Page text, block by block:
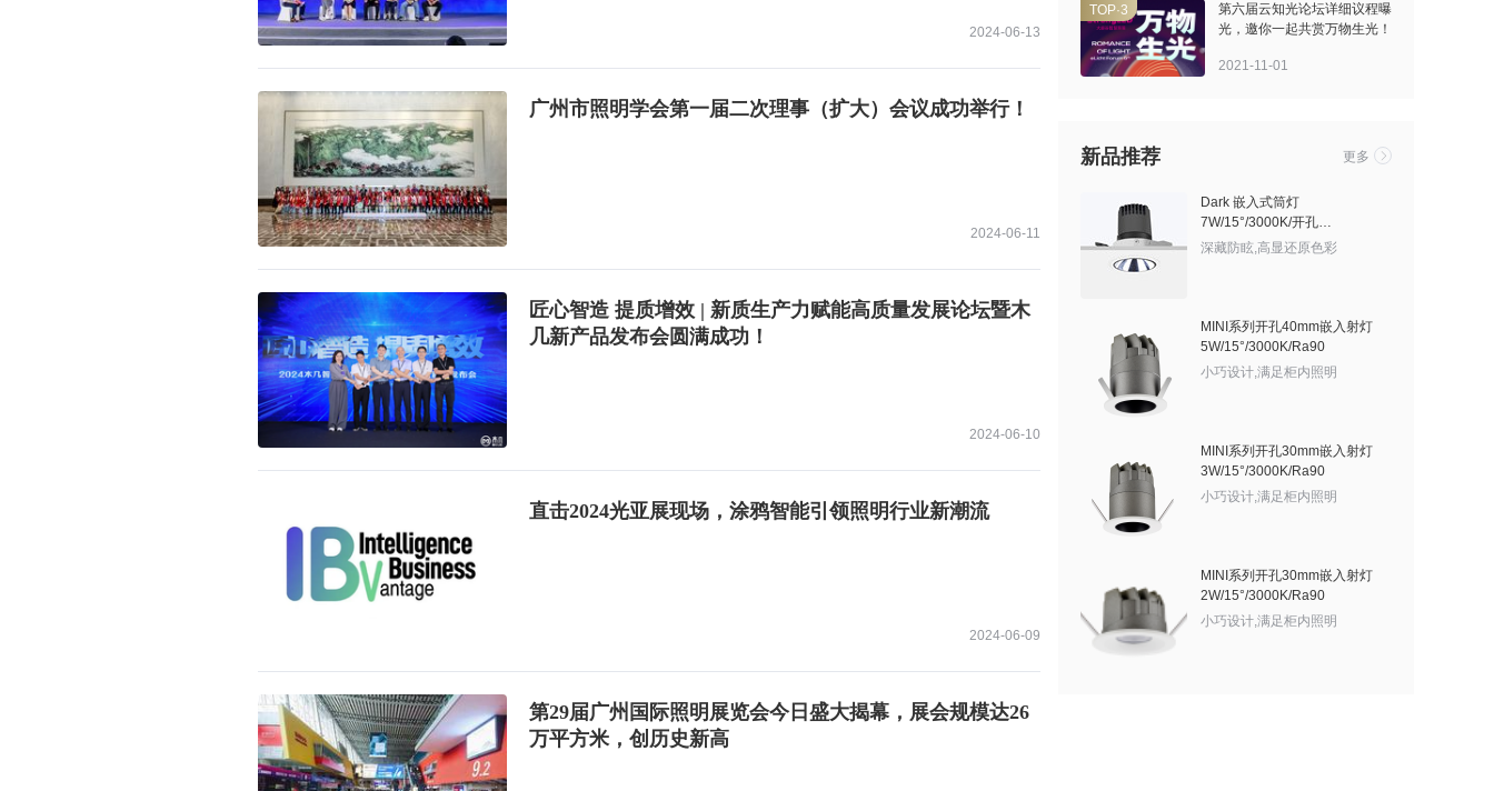
2024-06-13
广州市照明学会第一届二次理事（扩大）会议成功举行！
2024-06-11
匠心智造 提质增效 | 新质生产力赋能高质量发展论坛暨木
几新产品发布会圆满成功！
2024-06-10
直击2024光亚展现场，涂鸦智能引领照明行业新潮流
2024-06-09
第29届广州国际照明展览会今日盛大揭幕，展会规模达26
万平方米，创历史新高
TOP·3
第六届云知光论坛详细议程曝
光，邀你一起共赏万物生光！
2021-11-01
新品推荐 更多
Dark 嵌入式筒灯
7W/15°/3000K/开孔
60mm/525lm/有边框/亮银敞口
深藏防眩,高显还原色彩
MINI系列开孔40mm嵌入射灯
5W/15°/3000K/Ra90
小巧设计,满足柜内照明
MINI系列开孔30mm嵌入射灯
3W/15°/3000K/Ra90
小巧设计,满足柜内照明
MINI系列开孔30mm嵌入射灯
2W/15°/3000K/Ra90
小巧设计,满足柜内照明